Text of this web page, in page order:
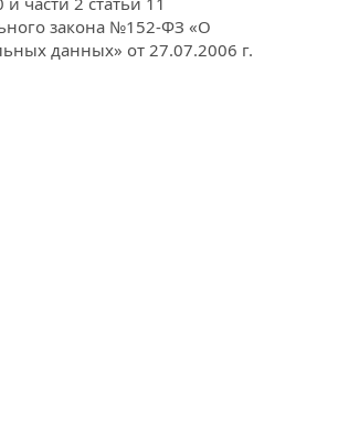
закона №152-ФЗ «О
данных» от 27.07.2006 г.